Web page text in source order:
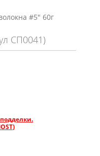
#5" 60г
СП0041)